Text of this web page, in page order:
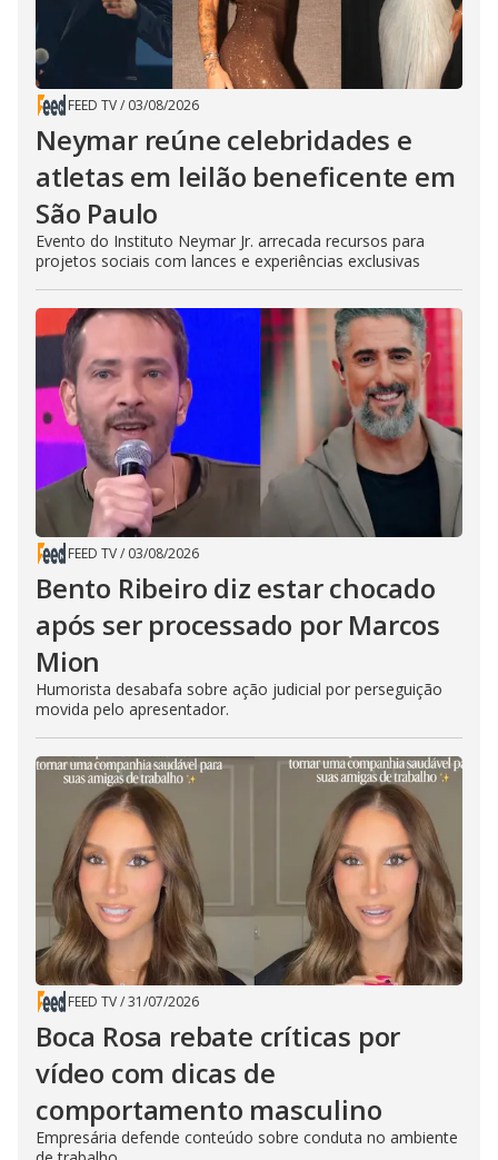
FEED TV/ 03/08/2026
Neymar reúne celebridades e
atletas em leilão beneficente em
São Paulo
Evento do Instituto Neymar Jr. arrecada recursos para
projetos sociais com lances e experiências exclusivas
FEED TV/ 03/08/2026
Bento Ribeiro diz estar chocado
após ser processado por Marcos
Mion
Humorista desabafa sobre ação judicial por perseguição
movida pelo apresentador.
FEED TV/31/07/2026
Boca Rosa rebate críticas por
vídeo com dicas de
comportamento masculino
Empresária defende conteúdo sobre conduta no ambiente